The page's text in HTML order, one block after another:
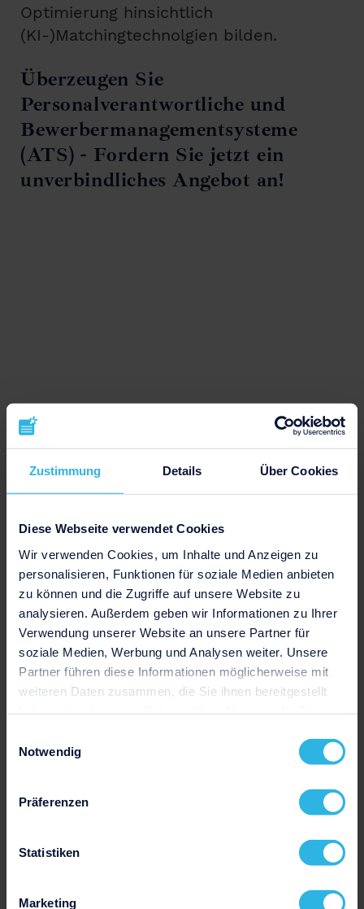
Zustimmung Details Über Cookies
Diese Webseite verwendet Cookies
Wir verwenden Cookies, um Inhalte und Anzeigen zu
personalisieren, Funktionen für soziale Medien anbieten
zu können und die Zugriffe auf unsere Website zu
analysieren. Außerdem geben wir Informationen zu Ihrer
Verwendung unserer Website an unsere Partner für
soziale Medien, Werbung und Analysen weiter. Unsere
Partner führen diese Informationen möglicherweise mit
weiteren Daten zusammen, die Sie ihnen bereitgestellt
Notwendig
Präferenzen
Statistiken
Marketing
Optimierung hinsichtlich
(KI-)Matchingtechnolgien bilden.
Überzeugen Sie
Personalverantwortliche und
Bewerbermanagementsysteme
(ATS) - Fordern Sie jetzt ein
unverbindliches Angebot an!